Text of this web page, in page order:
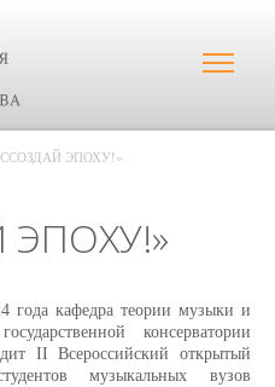
ЭПОХУ!»
года кафедра теории музыки и
консерватории
II Всероссийский открытый
музыкальных вузов